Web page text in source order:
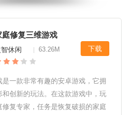
各种挑战和乐趣，玩家需要利用自
解决各种问题。游戏
庭修复三维游戏
休闲 63.26M 下载
一款非常有趣的安卓游戏，它拥
和创新的玩法。在这款游戏中，玩
复专家，任务是恢复破损的家庭